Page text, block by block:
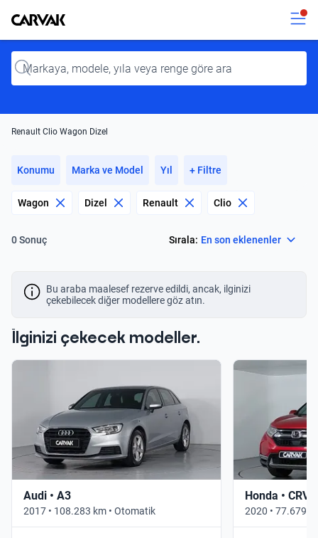
Kavak
Input
Renault Clio Wagon Dizel
Konumu Marka ve Model Yıl + Filtre
Wagon Dizel Renault Clio
0 Sonuç Sırala: En son eklenenler
Bu araba maalesef rezerve edildi, ancak, ilginizi
çekebilecek diğer modellere göz atın.
İlginizi çekecek modeller.
Audi • A3
2017 • 108.283 km • Otomatik
Honda • CRV
2020 • 77.679